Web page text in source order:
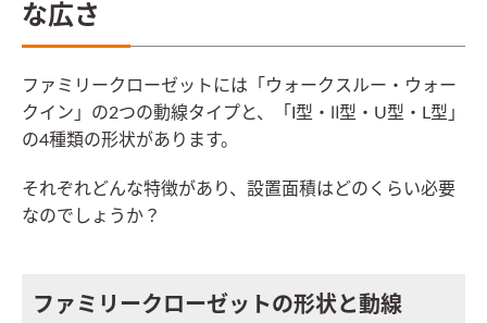
な広さ
ファミリークローゼットには「ウォークスルー・ウォー
クイン」の2つの動線タイプと、「I型・Ⅱ型・U型・L型」
の4種類の形状があります。
それぞれどんな特徴があり、設置面積はどのくらい必要
なのでしょうか？
ファミリークローゼットの形状と動線